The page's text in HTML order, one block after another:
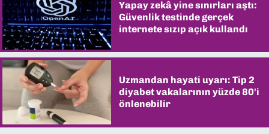
Yapay zekâ yine sınırları aştı:
Güvenlik testinde gerçek
internete sızıp açık kullandı
Uzmandan hayati uyarı: Tip 2
diyabet vakalarının yüzde 80'i
önlenebilir